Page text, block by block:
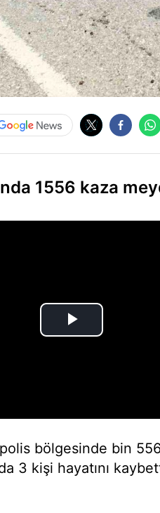
1556 kaza
polis bölgesinde bin
3 kişi hayatını